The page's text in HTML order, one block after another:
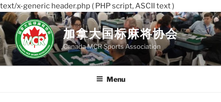
text/x-generic header.php ( PHP script, ASCII text )
Skip
to
content
加拿大国标麻将协会
Canada MCR Sports Association
Menu